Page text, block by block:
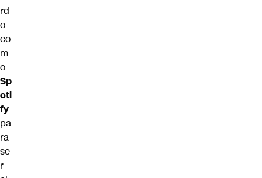
rd
o
co
m
o
Sp
oti
fy
pa
ra
se
r